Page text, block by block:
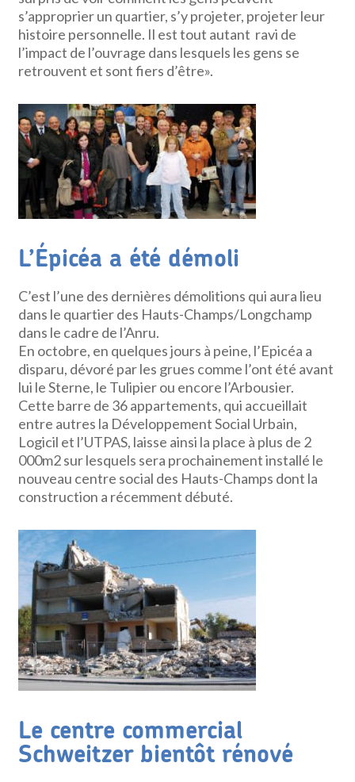
s’approprier un quartier, s’y projeter, projeter leur
histoire personnelle. Il est tout autant ravi de
l’impact de l’ouvrage dans lesquels les gens se
retrouvent et sont fiers d’être».
L’Épicéa a été démoli
C’est l’une des dernières démolitions qui aura lieu
dans le quartier des Hauts-Champs/Longchamp
dans le cadre de l’Anru.
En octobre, en quelques jours à peine, l’Epicéa a
disparu, dévoré par les grues comme l’ont été avant
lui le Sterne, le Tulipier ou encore l’Arbousier.
Cette barre de 36 appartements, qui accueillait
entre autres la Développement Social Urbain,
Logicil et l’UTPAS, laisse ainsi la place à plus de 2
000m2 sur lesquels sera prochainement installé le
nouveau centre social des Hauts-Champs dont la
construction a récemment débuté.
Le centre commercial
Schweitzer bientôt rénové